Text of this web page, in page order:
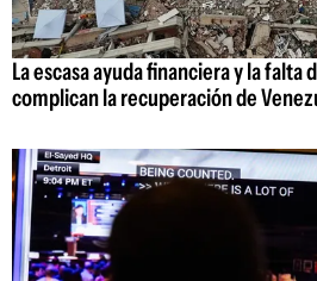
La escasa ayuda financiera y la falta
complican la recuperación de